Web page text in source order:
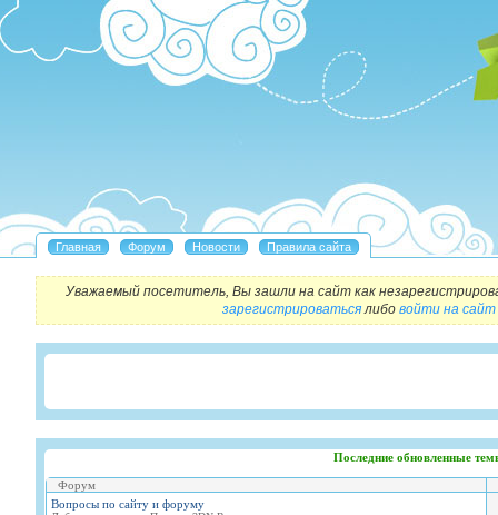
Уважаемый посетитель, Вы зашли на сайт как
зарегистрироватьсялибо войти на сайт
Последние обновленные
Форум
Вопросы по сайту и форуму